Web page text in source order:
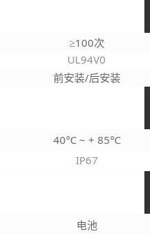
≥100次
UL94V0
前安装/后安装
40°C ~ + 85°C
IP67
电池